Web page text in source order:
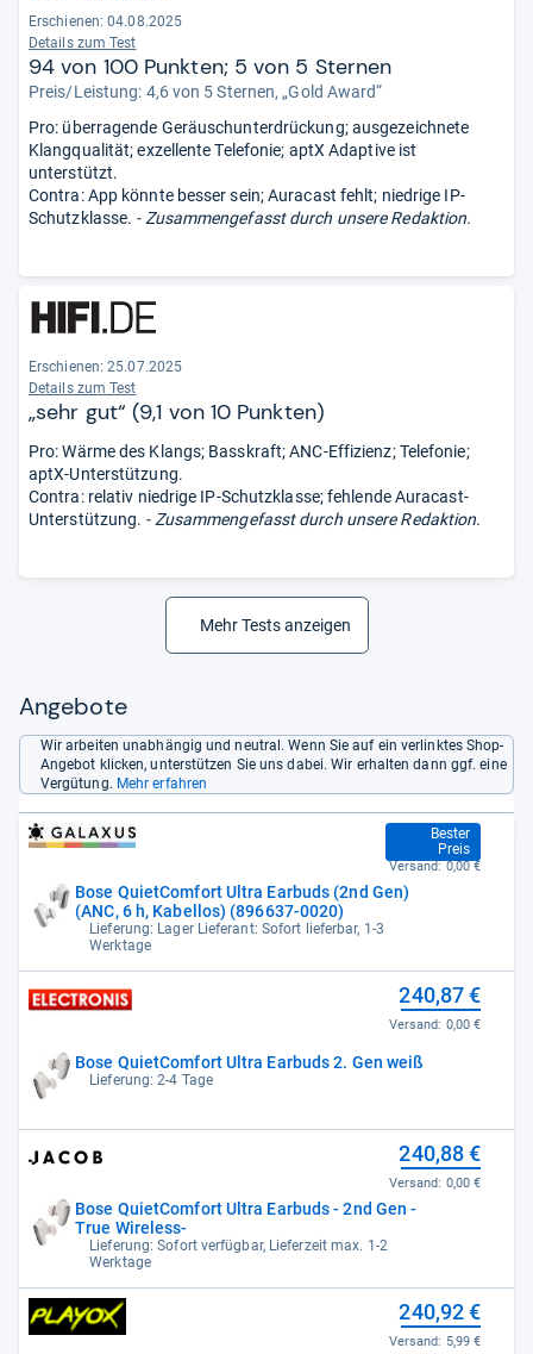
Erschienen: 04.08.2025
Details zum Test
94 von 100 Punkten; 5 von 5 Sternen
Preis/Leistung: 4,6 von 5 Sternen, „Gold Award“
Pro: überragende Geräuschunterdrückung; ausgezeichnete
Klangqualität; exzellente Telefonie; aptX Adaptive ist
unterstützt.
Contra: App könnte besser sein; Auracast fehlt; niedrige IP-
Schutzklasse. - Zusammengefasst durch unsere Redaktion.
Erschienen: 25.07.2025
Details zum Test
„sehr gut“ (9,1 von 10 Punkten)
Pro: Wärme des Klangs; Basskraft; ANC-Effizienz; Telefonie;
aptX-Unterstützung.
Contra: relativ niedrige IP-Schutzklasse; fehlende Auracast-
Unterstützung. - Zusammengefasst durch unsere Redaktion.
Mehr Tests anzeigen
Angebote
Wir arbeiten unabhängig und neutral. Wenn Sie auf ein verlinktes Shop-
Angebot klicken, unterstützen Sie uns dabei. Wir erhalten dann ggf. eine
Vergütung. Mehr erfahren
Bose QuietComfort Ultra Earbuds (2nd Gen)
(ANC, 6 h, Kabellos) (896637-0020)
Lieferung: Lager Lieferant: Sofort lieferbar, 1-3
Werktage
Bester
Preis
214,39 €
Versand: 0,00 €
Bose QuietComfort Ultra Earbuds 2. Gen weiß
Lieferung: 2-4 Tage
240,87 €
Versand: 0,00 €
Bose QuietComfort Ultra Earbuds - 2nd Gen -
True Wireless-
Lieferung: Sofort verfügbar, Lieferzeit max. 1-2
Werktage
240,88 €
Versand: 0,00 €
240,92 €
Versand: 5,99 €